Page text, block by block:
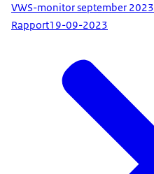
VWS-monitor september 2023
Rapport19-09-2023